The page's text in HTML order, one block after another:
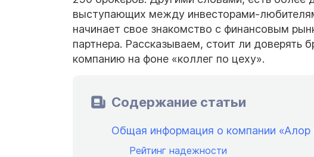
выступающих между инвесторами-
начинает свое знакомство с финансовым
партнера. Рассказываем, стоит ли доверять
компанию на фоне «коллег по цеху».
Содержание статьи
Общая информация о компании «Алор
Рейтинг надежности